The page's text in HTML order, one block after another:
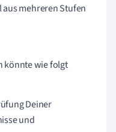
mehreren Stufen
könnte wie folgt
Deiner
und